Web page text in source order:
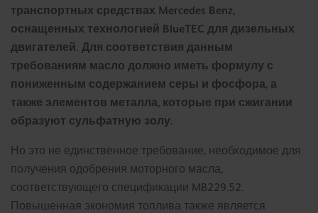
транспортных средствах Mercedes Benz,
оснащенных технологией BlueTEC для дизельных
двигателей. Для соответствия данным
требованиям масло должно иметь формулу с
пониженным содержанием серы и фосфора, а
также элементов металла, которые при сжигании
образуют сульфатную золу.
Но это не единственное требование, необходимое для
получения одобрения моторного масла,
соответствующего спецификации MB229.52.
Повышенная экономия топлива также является